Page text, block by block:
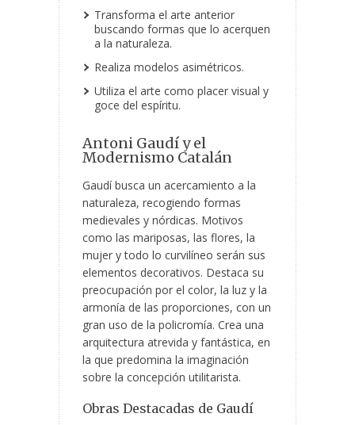
Transforma el arte anterior
buscando formas que lo acerquen
a la naturaleza.
Realiza modelos asimétricos.
Utiliza el arte como placer visual y
goce del espíritu.
Antoni Gaudí y el
Modernismo Catalán
Gaudí busca un acercamiento a la
naturaleza, recogiendo formas
medievales y nórdicas. Motivos
como las mariposas, las flores, la
mujer y todo lo curvilíneo serán sus
elementos decorativos. Destaca su
preocupación por el color, la luz y la
armonía de las proporciones, con un
gran uso de la policromía. Crea una
arquitectura atrevida y fantástica, en
la que predomina la imaginación
sobre la concepción utilitarista.
Obras Destacadas de Gaudí